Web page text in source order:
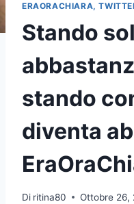
ERAORACHIARA,
Stando
stando
diventa
Di ritina80 Ottobre 26,